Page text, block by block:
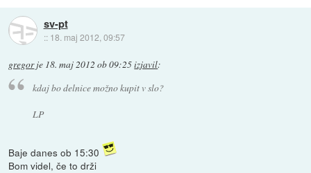
sv-pt
:: 18. maj 2012, 09:57
gregorje 18. maj 2012 ob 09:25izjavil:
kdaj bo delnice možno kupit v slo?
LP
Baje danes ob 15:30
Bom videl, če to drži